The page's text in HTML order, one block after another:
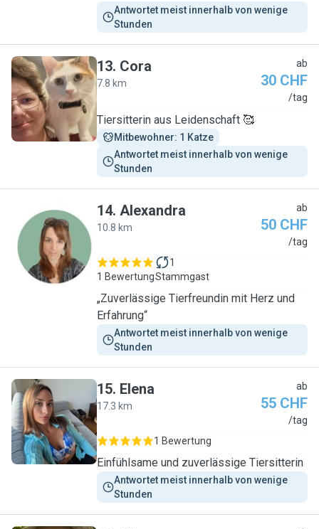
Antwortet meist innerhalb von wenige
Stunden
C
13. Cora
7.8 km
ab
30 CHF
/tag
Tiersitterin aus Leidenschaft 🥰
Mitbewohner: 1 Katze
Antwortet meist innerhalb von wenige
Stunden
A
14. Alexandra
10.8 km
ab
50 CHF
/tag
1 Bewertung
1
Stammgast
„Zuverlässige Tierfreundin mit Herz und
Erfahrung“
Antwortet meist innerhalb von wenige
Stunden
E
15. Elena
17.3 km
ab
55 CHF
/tag
1 Bewertung
Einfühlsame und zuverlässige Tiersitterin
Antwortet meist innerhalb von wenige
Stunden